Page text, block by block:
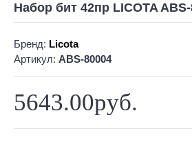
Набор бит 42пр LICOTA
Бренд: Licota
Артикул: ABS-80004
5643.00руб.